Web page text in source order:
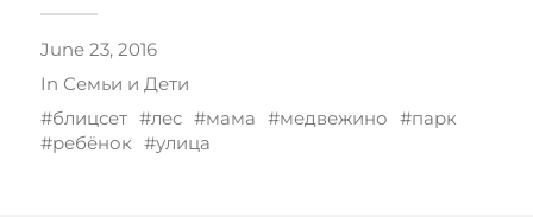
June 23, 2016
In Семьи и Дети
блицсет
лес мама медвежино
парк
ребёнок
улица